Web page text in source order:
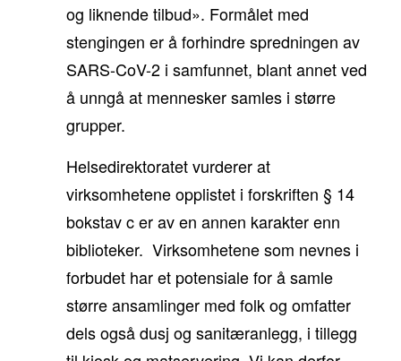
og liknende tilbud». Formålet med
stengingen er å forhindre spredningen av
SARS-CoV-2 i samfunnet, blant annet ved
å unngå at mennesker samles i større
grupper.
Helsedirektoratet vurderer at
virksomhetene opplistet i forskriften § 14
bokstav c er av en annen karakter enn
biblioteker. Virksomhetene som nevnes i
forbudet har et potensiale for å samle
større ansamlinger med folk og omfatter
dels også dusj og sanitæranlegg, i tillegg